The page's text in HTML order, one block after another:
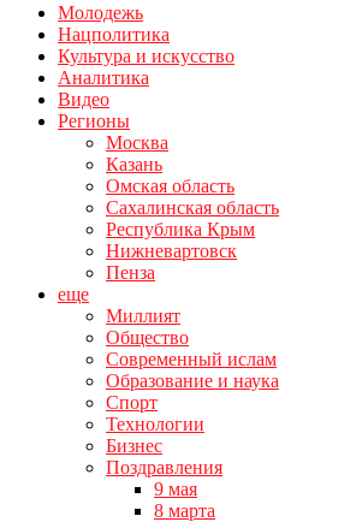
Молодежь
Нацполитика
Культура и искусство
Аналитика
Видео
Регионы
Москва
Казань
Омская область
Сахалинская область
Республика Крым
Нижневартовск
Пенза
еще
Миллият
Общество
Современный ислам
Образование и наука
Спорт
Технологии
Бизнес
Поздравления
9 мая
8 марта